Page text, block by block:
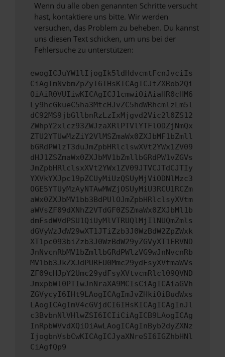
Wenn du alle oben genannten Schritte versucht
hast, kontaktiere uns bitte. Wir werden
versuchen, das Problem zu beheben. Du kannst
uns diesen Text schicken, um uns bei der
Fehlersuche zu unterstützen:
ewogICJuYW1lIjogIk5ldHdvcmtFcnJvciIs
CiAgImNvbmZpZyI6IHsKICAgICJtZXRob2Qi
OiAiR0VUIiwKICAgICJ1cmwiOiAiaHR0cHM6
Ly9hcGkueC5ha3MtcHJvZC5hdWRhcmlzLm5l
dC92MS9jbGllbnRzLzIxMjgvd2Vic2l0ZS12
ZWhpY2xlcz93ZWJzaXRlPTVlYTFlODZjNmQx
ZTU2YTUwMzZiY2VlMSZmaWx0ZXJbMF1bZmll
bGRdPWlzT3duJmZpbHRlclswXVt2YWx1ZV09
dHJ1ZSZmaWx0ZXJbMV1bZmllbGRdPW1vZGVs
JmZpbHRlclsxXVt2YWx1ZV09JTVCJTdCJTIy
YXVkYXJpc19pZCUyMiUzQSUyMjViODNlMzc3
OGE5YTUyMzAyNTAwMWZjOSUyMiU3RCU1RCZm
aWx0ZXJbMV1bb3BdPUlOJmZpbHRlclsyXVtm
aWVsZF09dXNhZ2VTdGF0ZSZmaWx0ZXJbMl1b
dmFsdWVdPSU1QiUyMlVTRUQlMjIlNUQmZmls
dGVyWzJdW29wXT1JTiZzb3J0WzBdW2ZpZWxk
XT1pc093biZzb3J0WzBdW29yZGVyXT1ERVND
JnNvcnRbMV1bZmllbGRdPWlzVG9wJnNvcnRb
MV1bb3JkZXJdPURFU0Mmc29ydFsyXVtmaWVs
ZF09cHJpY2Umc29ydFsyXVtvcmRlcl09QVND
JmxpbWl0PTIwJnNraXA9MCIsCiAgICAiaGVh
ZGVycyI6IHt9LAogICAgImJvZHkiOiBudWxs
LAogICAgImV4cGVjdCI6IHsKICAgICAgInJl
c3BvbnNlVHlwZSI6ICIiCiAgICB9LAogICAg
InRpbWVvdXQiOiAwLAogICAgInByb2dyZXNz
IjogbnVsbCwKICAgICJyaXNreSI6IGZhbHNl
CiAgfQp9